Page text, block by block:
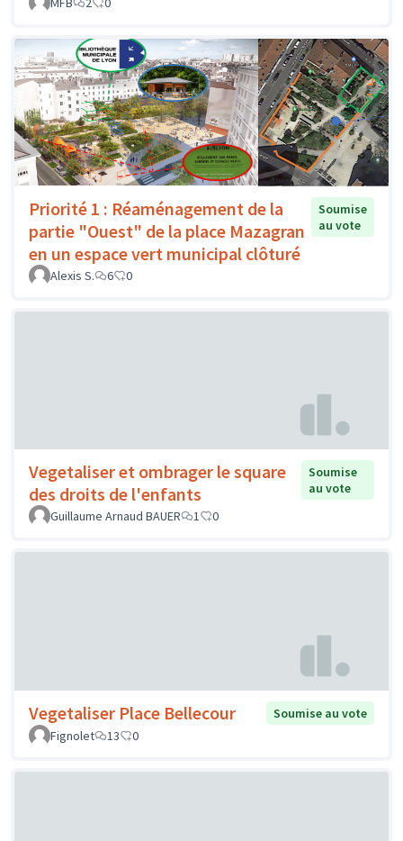
Priorité 1 : Réaménagement de la
partie "Ouest" de la place Mazagran
en un espace vert municipal clôturé
Soumise
au vote
Alexis S. 6 0
Vegetaliser et ombrager le square
des droits de l'enfants
Soumise
au vote
Guillaume Arnaud BAUER
1 0
Vegetaliser Place Bellecour
Soumise au vote
Fignolet
13 0